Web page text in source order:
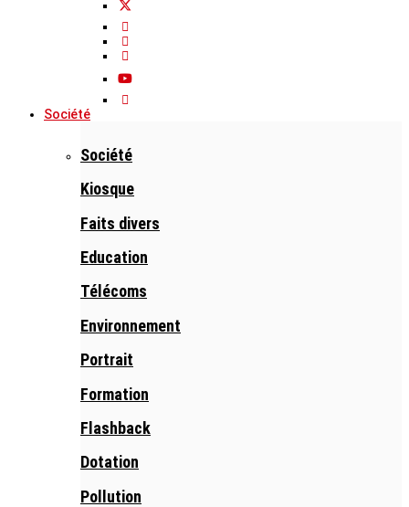
Société
Société
Kiosque
Faits divers
Education
Télécoms
Environnement
Portrait
Formation
Flashback
Dotation
Pollution